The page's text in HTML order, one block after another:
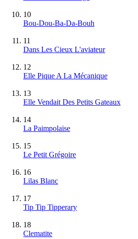
10
Bou-Dou-Ba-Da-Bouh
11
Dans Les Cieux L'aviateur
12
Elle Pique A La Mécanique
13
Elle Vendait Des Petits Gateaux
14
La Paimpolaise
15
Le Petit Grégoire
16
Lilas Blanc
17
Tip Tip Tipperary
18
Clematite